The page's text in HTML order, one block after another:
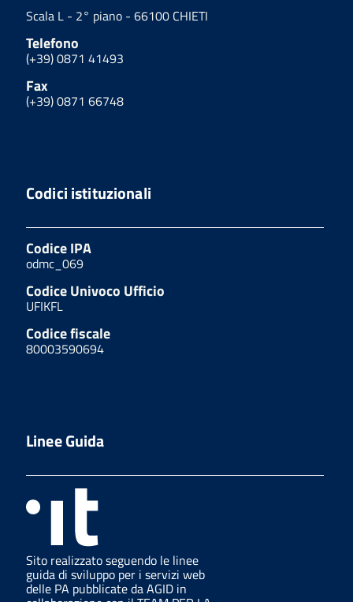
Scala L - 2° piano - 66100 CHIETI
Telefono
(+39) 0871 41493
Fax
(+39) 0871 66748
Codici istituzionali
Codice IPA
odmc_069
Codice Univoco Ufficio
UFIKFL
Codice fiscale
80003590694
Linee Guida
Sito realizzato seguendo le linee
guida di sviluppo per i servizi web
delle PA pubblicate da AGID in